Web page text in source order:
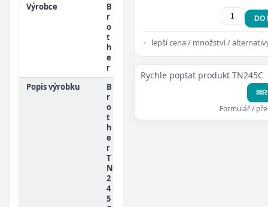
Výrobce
B
r
o
t
h
e
r
Popis výrobku
B
r
o
t
h
e
r
T
N
2
4
5
DO
lepší cena / množství /
Rychle poptat produkt TN245C
✉
Formulář /